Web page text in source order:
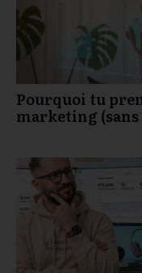
Pourquoi tu
marketing (sans